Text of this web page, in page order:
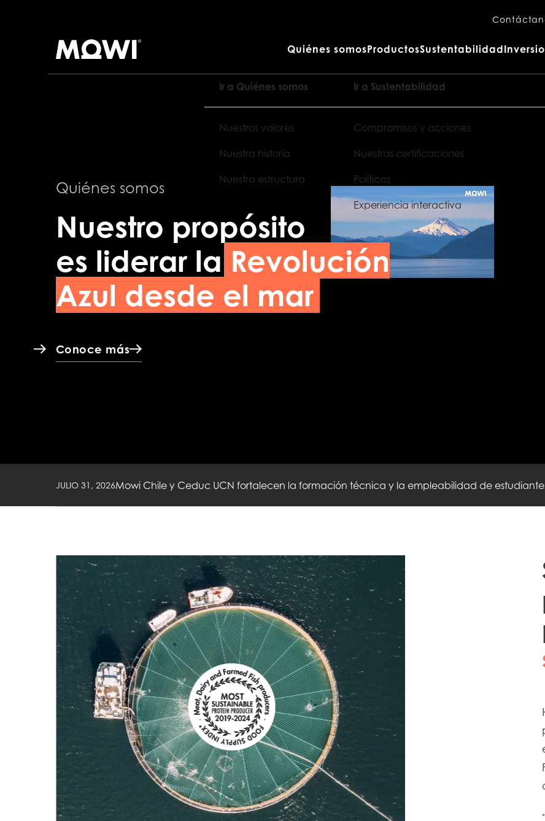
Quiénes somos
Ir a Quiénes somos
Nuestros valores
Nuestra historia
Nuestra estructura
ProductosSustentabilidad
Ir a Sustentabilidad
Compromisos y acciones
Nuestras certificaciones
Políticas
Experiencia interactiva
Quiénes somos
Nuestro propósito
es liderar la Revolución
Azul desde el mar
Conoce más
JULIO 31, 2026Turismo Salmonero de Mowi Chile: una mirada desde dentro a la industria en Los Lagos y
Mowi Chile y Ceduc UCN fortalecen la formación técnica y la empleabilidad de estudiantes
JULIO 31, 2026Mowi Chile y Ceduc UCN fortalecen la formación técnica y la empleabilidad de
JULIO 31, 2026Turismo Salmonero de Mowi Chile: una mirada desde dentro a la industria en Los Lagos y
JULIO 31, 2026 Mowi Chile y Ceduc UCN fortalecen la formación técnica y la empleabilidad de
JULIO 31, 2026 Mowi Chile acerca la industria salmonicultora a estudiantes de la Región de Aysén mediante